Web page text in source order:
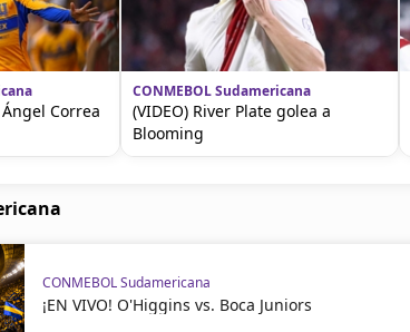
Correa
CONMEBOL Sudamericana
(VIDEO) River Plate golea a
Blooming
CONMEBOL Sudamericana
¡EN VIVO! O'Higgins vs. Boca Juniors